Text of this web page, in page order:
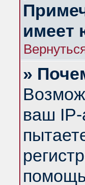
имеет
»
ваш IP-